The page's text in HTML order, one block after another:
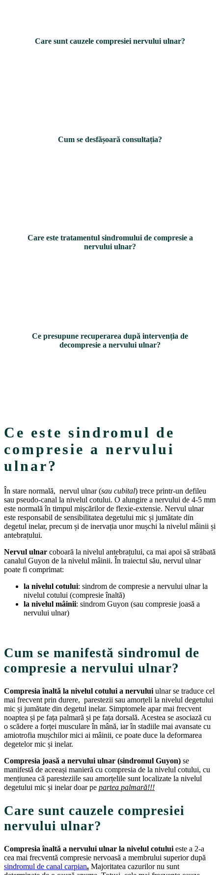
Care sunt cauzele compresiei nervului ulnar?
Cum se desfășoară consultația?
Care este tratamentul sindromului de compresie a
nervului ulnar?
Ce presupune recuperarea după intervenția de
decompresie a nervului ulnar?
Ce este sindromul de
compresie a nervului
ulnar?
În stare normală, nervul ulnar (sau cubital) trece printr-un defileu
sau pseudo-canal la nivelul cotului. O alungire a nervului de 4-5 mm
este normală în timpul mișcărilor de flexie-extensie. Nervul ulnar
este responsabil de sensibilitatea degetului mic și jumătate din
degetul inelar, precum și de inervația unor mușchi la nivelul mâinii și
antebrațului.
Nervul ulnar coboară la nivelul antebrațului, ca mai apoi să străbată
canalul Guyon de la nivelul mâinii. În traiectul său, nervul ulnar
poate fi comprimat:
la nivelul cotului: sindrom de compresie a nervului ulnar la
nivelul cotului (compresie înaltă)
la nivelul mâinii: sindrom Guyon (sau compresie joasă a
nervului ulnar)
Cum se manifestă sindromul de
compresie a nervului ulnar?
Compresia înaltă la nivelul cotului a nervului ulnar se traduce cel
mai frecvent prin durere, parestezii sau amorțeli la nivelul degetului
mic și jumătate din degetul inelar. Simptomele apar mai frecvent
noaptea și pe fața palmară și pe fața dorsală. Acestea se asociază cu
o scădere a forței musculare în mână, iar în stadiile mai avansate cu
amiotrofia mușchilor mici ai mâinii, ce poate duce la deformarea
degetelor mic și inelar.
Compresia joasă a nervului ulnar (sindromul Guyon) se
manifestă de aceeași manieră cu compresia de la nivelul cotului, cu
mențiunea că paresteziile sau amorțelile sunt localizate la nivelul
degetului mic și inelar doar pe partea palmară!!!
Care sunt cauzele compresiei
nervului ulnar?
Compresia înaltă a nervului ulnar la nivelul cotului este a 2-a
cea mai frecventă compresie nervoasă a membrului superior după
sindromul de canal carpian. Majoritatea cazurilor nu sunt